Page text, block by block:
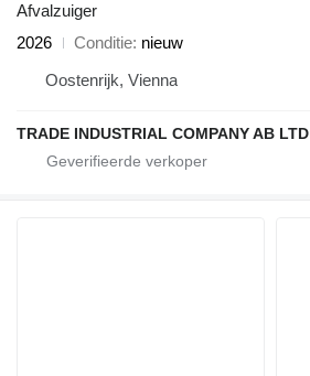
Afvalzuiger
2026
Conditie nieuw
Oostenrijk, Vienna
TRADE INDUSTRIAL COMPANY AB LTD